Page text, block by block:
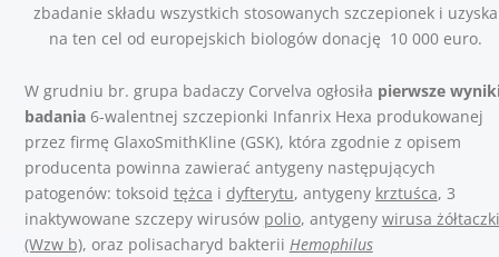
zbadanie składu wszystkich stosowanych szczepionek i
na ten cel od europejskich biologów donację 10 000 euro.
W grudniu br. grupa badaczy Corvelva ogłosiła pierwsze
badania 6-walentnej szczepionki Infanrix Hexa produkowanej
przez firmę GlaxoSmithKline (GSK), która zgodnie z opisem
producenta powinna zawierać antygeny następujących
patogenów: toksoid tężca i dyfterytu, antygeny krztuśca, 3
inaktywowane szczepy wirusów polio, antygeny wirusa
(Wzw b), oraz polisacharyd bakterii Hemophilus